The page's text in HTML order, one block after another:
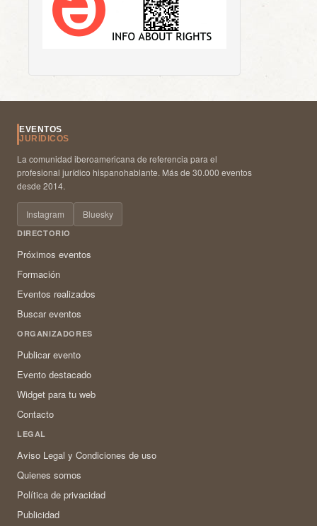
EVENTOS
JURÍDICOS
La comunidad iberoamericana de referencia para el
profesional jurídico hispanohablante. Más de 30.000 eventos
desde 2014.
Instagram Bluesky
DIRECTORIO
Próximos eventos
Formación
Eventos realizados
Buscar eventos
ORGANIZADORES
Publicar evento
Evento destacado
Widget para tu web
Contacto
LEGAL
Aviso Legal y Condiciones de uso
Quienes somos
Política de privacidad
Publicidad